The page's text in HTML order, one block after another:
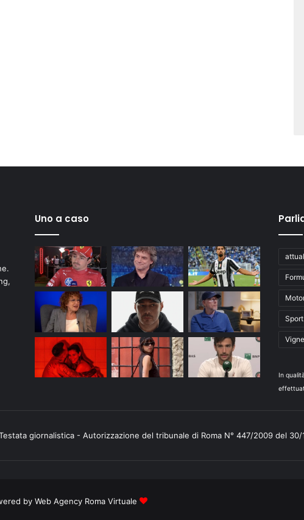
Uno a caso
In
giornalistica - Autorizzazione del tribunale di Roma N° 447/2009 del
by Web Agency Roma Virtuale